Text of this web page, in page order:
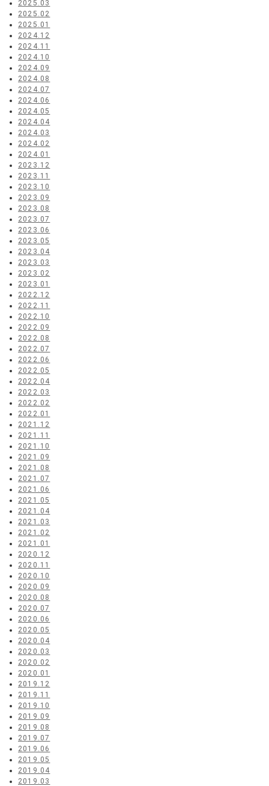
2025.03
2025.02
2025.01
2024.12
2024.11
2024.10
2024.09
2024.08
2024.07
2024.06
2024.05
2024.04
2024.03
2024.02
2024.01
2023.12
2023.11
2023.10
2023.09
2023.08
2023.07
2023.06
2023.05
2023.04
2023.03
2023.02
2023.01
2022.12
2022.11
2022.10
2022.09
2022.08
2022.07
2022.06
2022.05
2022.04
2022.03
2022.02
2022.01
2021.12
2021.11
2021.10
2021.09
2021.08
2021.07
2021.06
2021.05
2021.04
2021.03
2021.02
2021.01
2020.12
2020.11
2020.10
2020.09
2020.08
2020.07
2020.06
2020.05
2020.04
2020.03
2020.02
2020.01
2019.12
2019.11
2019.10
2019.09
2019.08
2019.07
2019.06
2019.05
2019.04
2019.03